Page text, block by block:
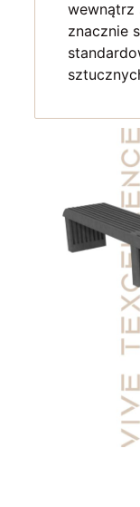
wewnątrz
znacznie